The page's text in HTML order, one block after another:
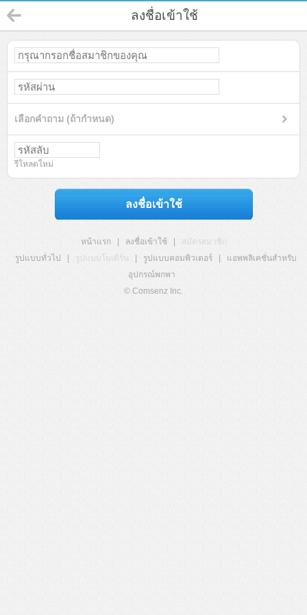
ลงชื่อเข้าใช้
เลือกคำถาม (ถ้ากำหนด)
รีโหลดใหม่
ลงชื่อเข้าใช้
หน้าแรก ลงชื่อเข้าใช้
สมัครสมาชิก
รูปแบบทั่วไป
รูปแบบโมเดิร์น รูปแบบคอมพิวเตอร์
แอพพลิเคชั่นสำหรับ
อุปกรณ์พกพา
© Comsenz Inc.